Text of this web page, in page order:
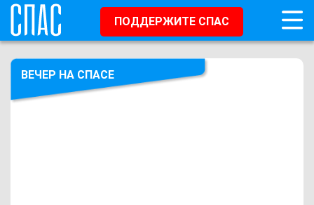
ПОДДЕРЖИТЕ СПАС
ВЕЧЕР НА СПАСЕ